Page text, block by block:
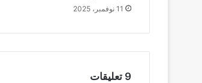
11 نوفمبر، 2025
‫9 تعليقات